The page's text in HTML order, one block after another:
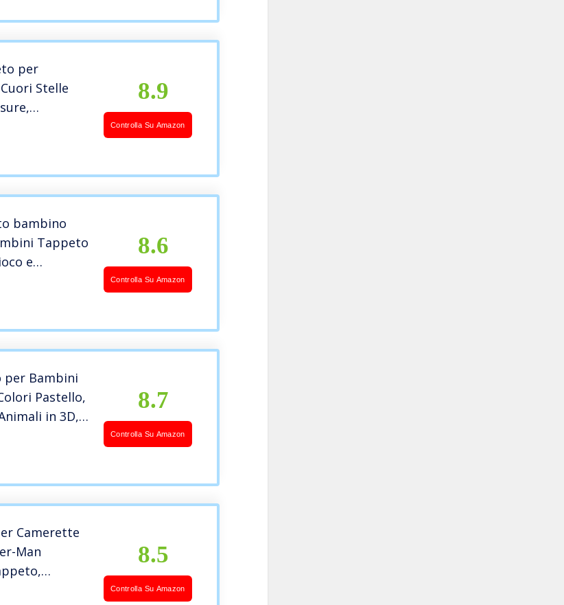
per
Stelle
cm,
8.9
Controlla Su Amazon
bambino
Tappeto
e
con tanti
8.6
Controlla Su Amazon
per Bambini
Pastello,
in 3D,
cm,
8.7
Controlla Su Amazon
Camerette
Man
8.5
Controlla Su Amazon